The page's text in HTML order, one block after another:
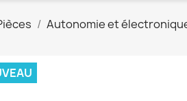
Autonomie et